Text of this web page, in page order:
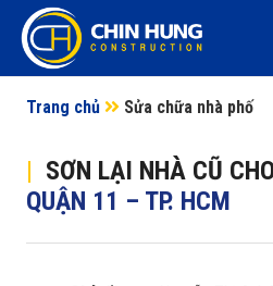
Trang chủ Sửa chữa nhà phố
| SƠN LẠI NHÀ CŨ
QUẬN 11 – TP. HCM